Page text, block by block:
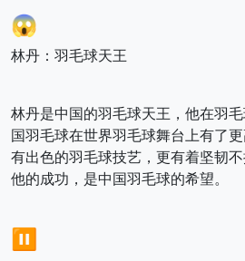
😱
林丹：羽毛球天王
林丹是中国的羽毛球天王，他在羽
国羽毛球在世界羽毛球舞台上有了
有出色的羽毛球技艺，更有着坚韧不
他的成功，是中国羽毛球的希望。
⏸️